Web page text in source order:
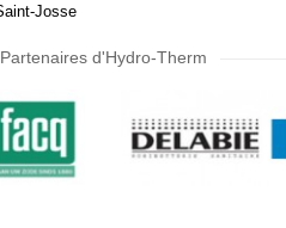
Josse
Partenaires d'Hydro-Therm